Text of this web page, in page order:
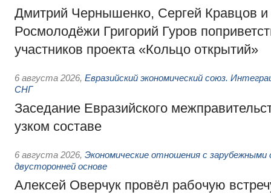
Дмитрий Чернышенко, Сергей Кравцов и
Росмолодёжи Григорий Гуров
участников проекта «Кольцо открытий»
6 августа 2026, Евразийский экономический союз.
СНГ
Заседание Евразийского
узком составе
6 августа 2026, Экономические отношения с
двусторонней основе
Алексей Оверчук провёл рабочую